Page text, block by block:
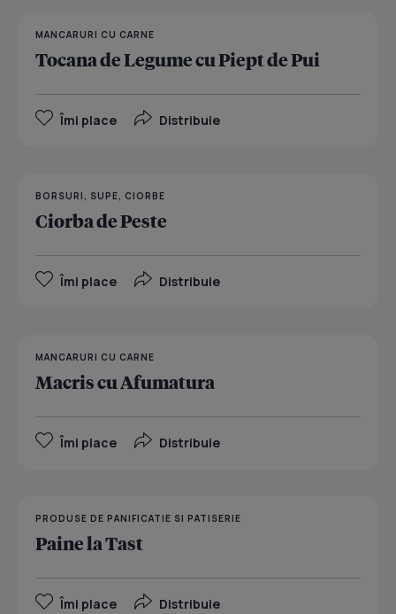
MANCARURI CU CARNE
Tocana de Legume cu Piept de Pui
Îmi place Distribuie
BORSURI, SUPE, CIORBE
Ciorba de Peste
Îmi place Distribuie
MANCARURI CU CARNE
Macris cu Afumatura
Îmi place Distribuie
PRODUSE DE PANIFICATIE SI PATISERIE
Paine la Tast
Îmi place Distribuie